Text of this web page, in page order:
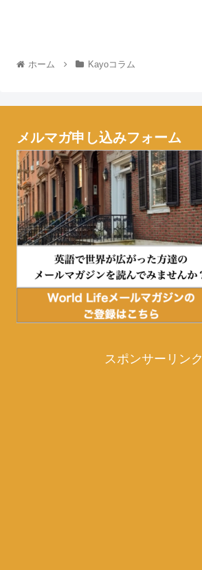
ホーム Kayoコラム
メルマガ申し込みフォーム
スポンサーリンク